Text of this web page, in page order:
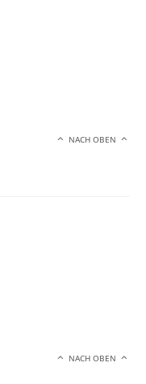
NACH OBEN
NACH OBEN